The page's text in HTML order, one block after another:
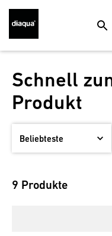
Schnell
Produkt
9 Produkte